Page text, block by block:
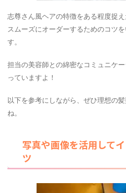
志尊さん風ヘアの特徴をある程度捉
スムーズにオーダーするためのコツ
す。
担当の美容師との綿密なコミュニケ
っていますよ！
以下を参考にしながら、ぜひ理想の
ね。
写真や画像を活用して
ツ